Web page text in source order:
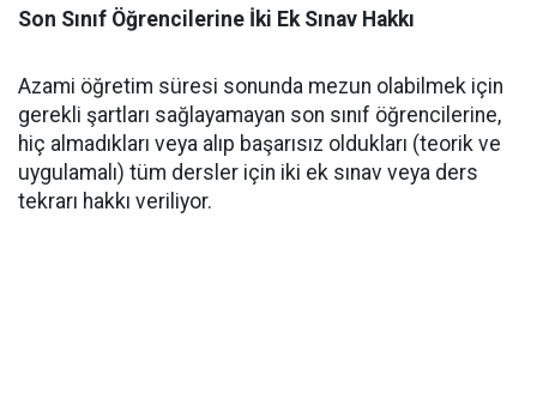
Son Sınıf Öğrencilerine İki Ek Sınav Hakkı
​Azami öğretim süresi sonunda mezun olabilmek için
gerekli şartları sağlayamayan son sınıf öğrencilerine,
hiç almadıkları veya alıp başarısız oldukları (teorik ve
uygulamalı) tüm dersler için iki ek sınav veya ders
tekrarı hakkı veriliyor.